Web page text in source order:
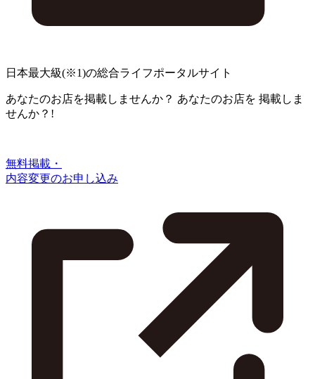
日本最大級(※1)の総合ライフポータルサイト
あなたのお店を掲載しませんか？ あなたのお店を 掲載しま
せんか？!
無料掲載・
内容変更のお申し込み